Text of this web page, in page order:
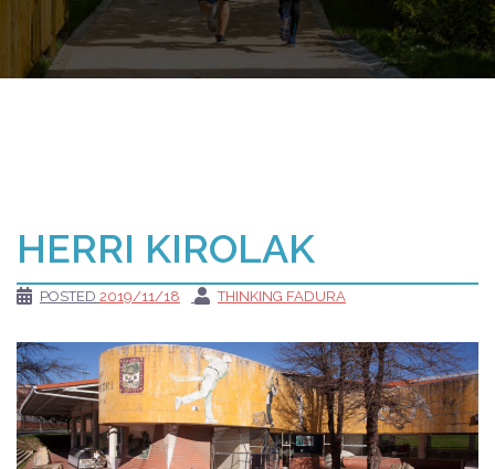
HERRI KIROLAK
POSTED 2019/11/18 THINKING FADURA